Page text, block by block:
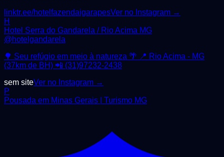
linktr.ee/hotelfazendaigarapesVer no Instagram →
H
Hotel Serra do Gandarela / Rio Acima MG
@hotelgandarela
🌳 Seu refúgio em meio à natureza 🌴 📍 Rio Acima - MG
(37km de BH) 📲 (31)97232-2438
sem siteVer no Instagram →
P
Pousada em Minas Gerais | Turismo MG